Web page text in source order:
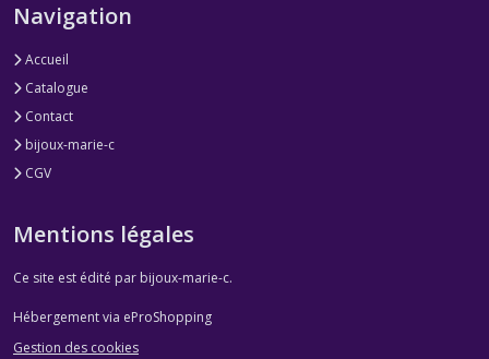
Navigation
Accueil
Catalogue
Contact
bijoux-marie-c
CGV
Mentions légales
Ce site est édité par bijoux-marie-c.
Hébergement via eProShopping
Gestion des cookies